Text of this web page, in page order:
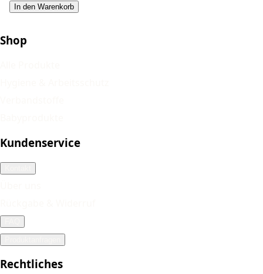
In den Warenkorb
Shop
Kundenservice
Rechtliches